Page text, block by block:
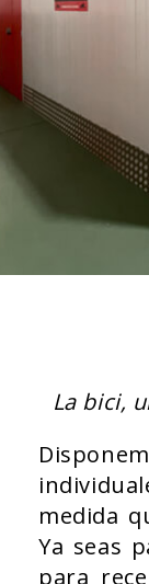
La bici,
medida
Ya seas
para